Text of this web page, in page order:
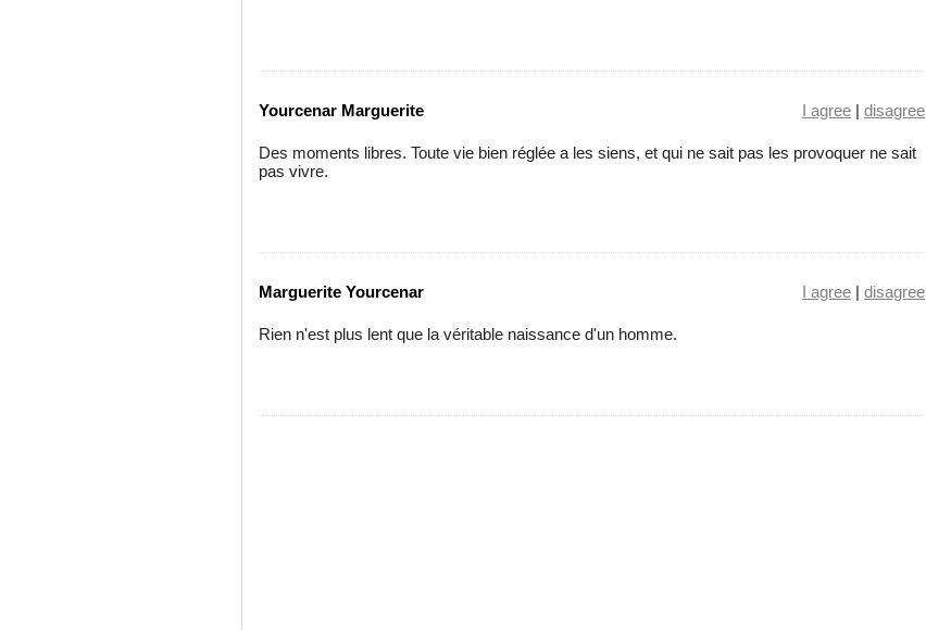
Yourcenar Marguerite I agree | disagree
Des moments libres. Toute vie bien réglée a les siens, et qui ne sait pas les provoquer ne sait
pas vivre.
Marguerite Yourcenar I agree | disagree
Rien n'est plus lent que la véritable naissance d'un homme.